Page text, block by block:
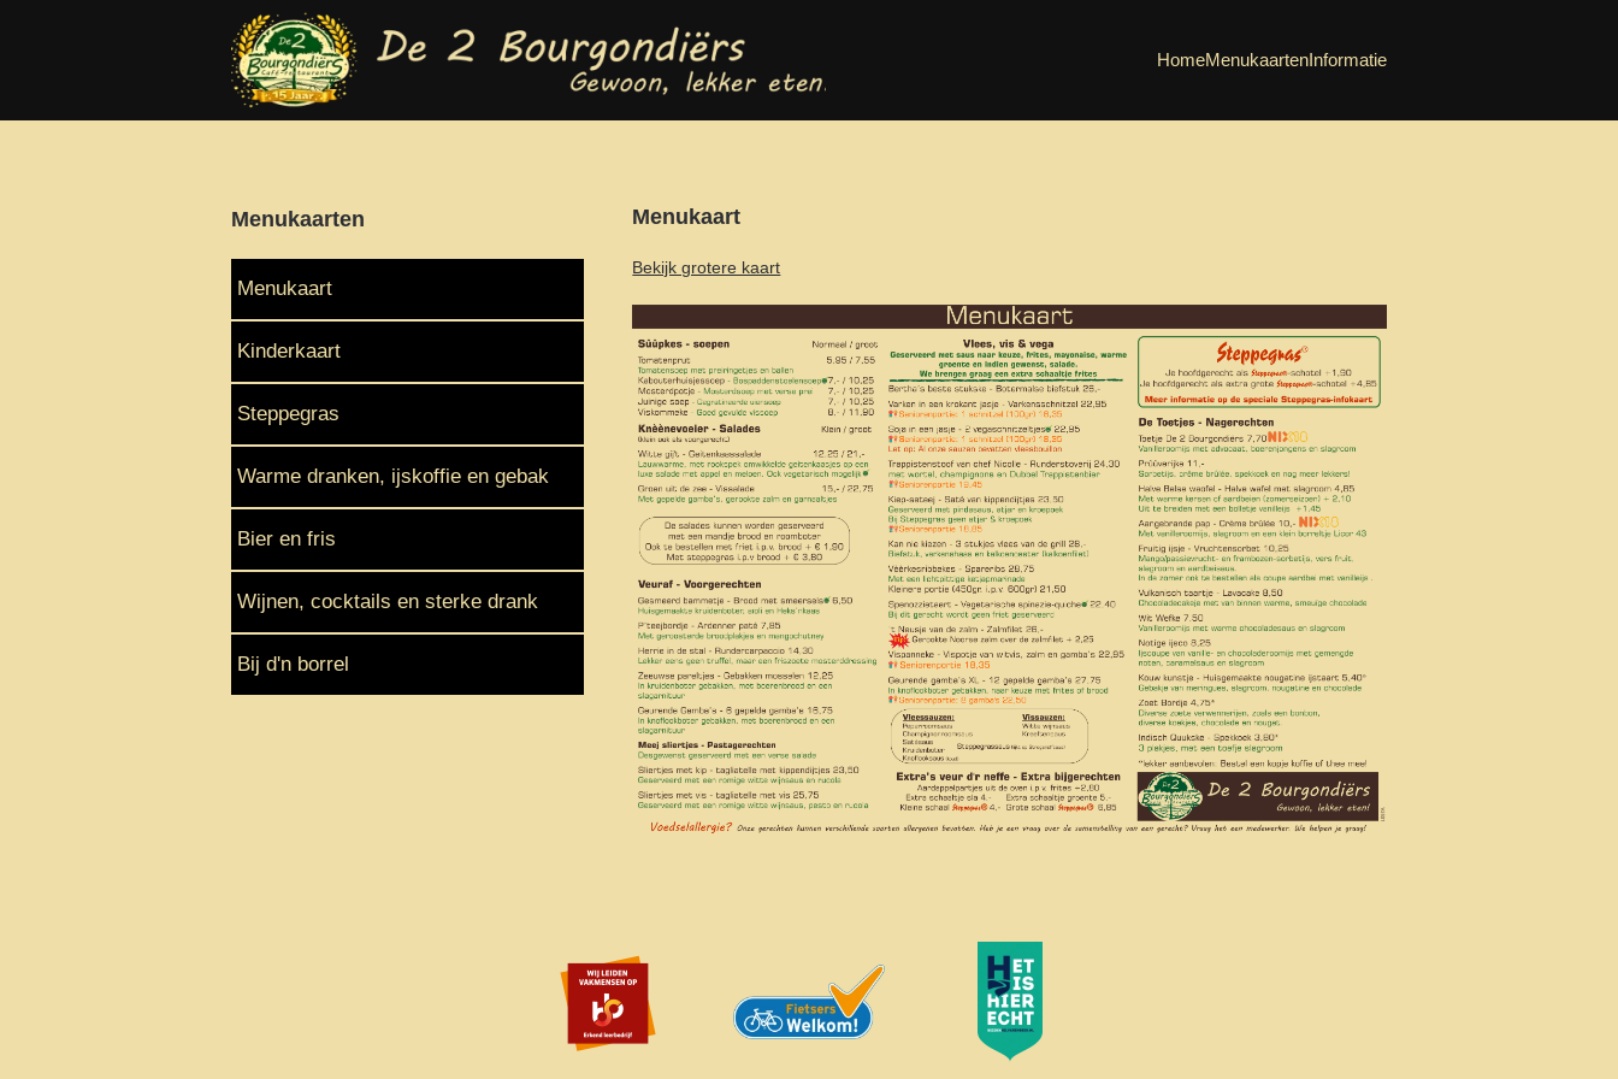
Terug naar hoofdinhoud HomeMenukaartenInformatie
Menukaarten
Menukaart
Kinderkaart
Steppegras
Warme dranken, ijskoffie en gebak
Bier en fris
Wijnen, cocktails en sterke drank
Bij d'n borrel
Menukaart
Bekijk grotere kaart